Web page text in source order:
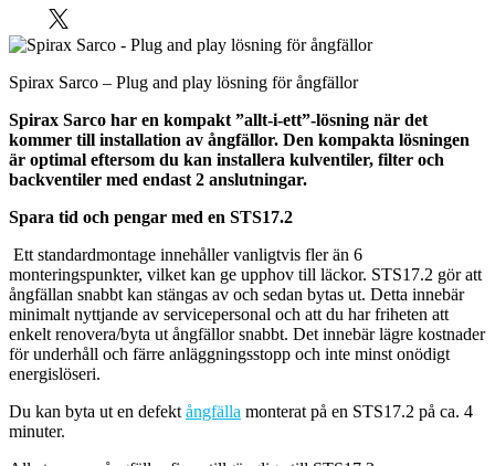
Spirax Sarco – Plug and play lösning för ångfällor
Spirax Sarco har en kompakt ”allt-i-ett”-lösning när det
kommer till installation av ångfällor. Den kompakta lösningen
är optimal eftersom du kan installera kulventiler, filter och
backventiler med endast 2 anslutningar.
Spara tid och pengar med en STS17.2
Ett standardmontage innehåller vanligtvis fler än 6
monteringspunkter, vilket kan ge upphov till läckor. STS17.2 gör att
ångfällan snabbt kan stängas av och sedan bytas ut. Detta innebär
minimalt nyttjande av servicepersonal och att du har friheten att
enkelt renovera/byta ut ångfällor snabbt. Det innebär lägre kostnader
för underhåll och färre anläggningsstopp och inte minst onödigt
energislöseri.
Du kan byta ut en defekt ångfälla monterat på en STS17.2 på ca. 4
minuter.